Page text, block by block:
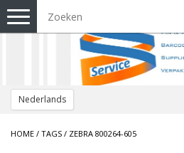
Nederlands
Toggle
navigation
HOME / TAGS / ZEBRA 800264-605